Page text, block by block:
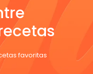
favoritas